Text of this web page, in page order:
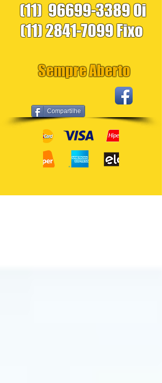
Compartilhe
(11) 96699-3389Oi
(11) 2841-7099Fixo
Sempre Aberto